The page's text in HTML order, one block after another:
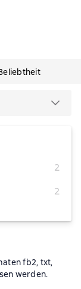
2
2
von 4,73 €
fb2, txt,
werden.